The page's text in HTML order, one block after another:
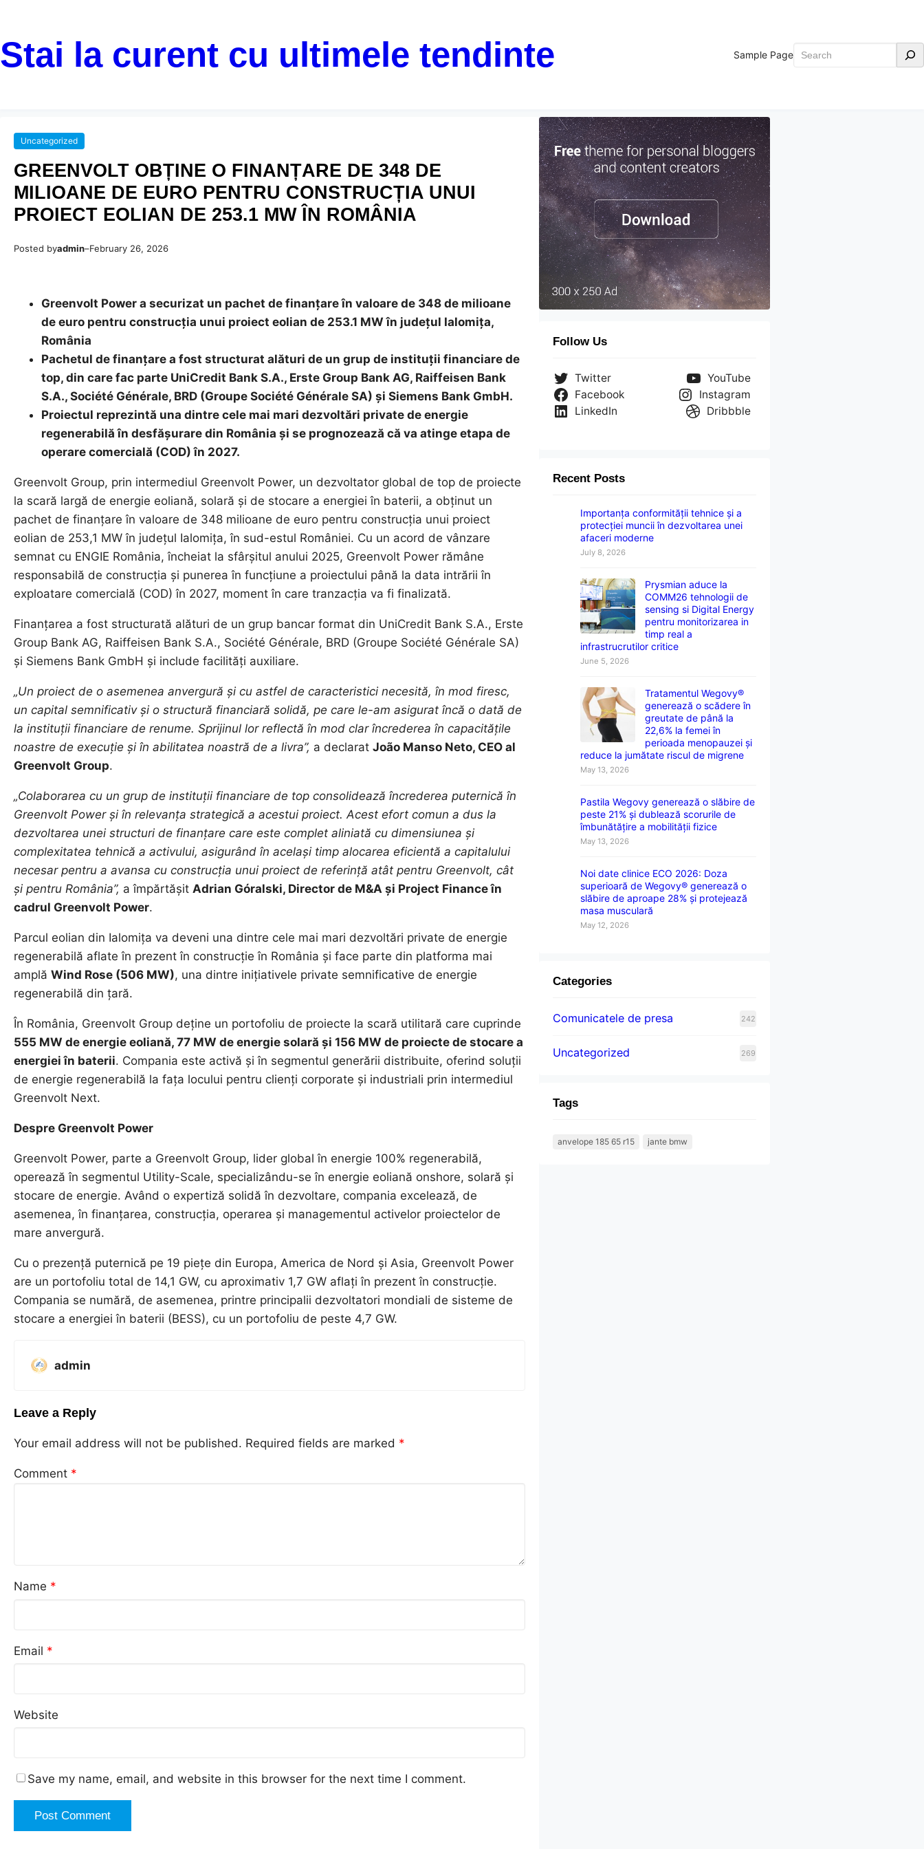
Stai la curent cu ultimele tendinte Sample Page Search
Uncategorized
GREENVOLT OBȚINE O FINANȚARE DE 348 DE
MILIOANE DE EURO PENTRU CONSTRUCȚIA UNUI
PROIECT EOLIAN DE 253.1 MW ÎN ROMÂNIA
Posted byadmin–February 26, 2026
Greenvolt Power a securizat un pachet de finanțare în valoare de 348 de milioane
de euro pentru construcția unui proiect eolian de 253.1 MW în județul Ialomița,
România
Pachetul de finanțare a fost structurat alături de un grup de instituții financiare de
top, din care fac parte UniCredit Bank S.A., Erste Group Bank AG, Raiffeisen Bank
S.A., Société Générale, BRD (Groupe Société Générale SA) și Siemens Bank GmbH.
Proiectul reprezintă una dintre cele mai mari dezvoltări private de energie
regenerabilă în desfășurare din România și se prognozează că va atinge etapa de
operare comercială (COD) în 2027.
Greenvolt Group, prin intermediul Greenvolt Power, un dezvoltator global de top de proiecte
la scară largă de energie eoliană, solară și de stocare a energiei în baterii, a obținut un
pachet de finanțare în valoare de 348 milioane de euro pentru construcția unui proiect
eolian de 253,1 MW în județul Ialomița, în sud-estul României. Cu un acord de vânzare
semnat cu ENGIE România, încheiat la sfârșitul anului 2025, Greenvolt Power rămâne
responsabilă de construcția și punerea în funcțiune a proiectului până la data intrării în
exploatare comercială (COD) în 2027, moment în care tranzacția va fi finalizată.
Finanțarea a fost structurată alături de un grup bancar format din UniCredit Bank S.A., Erste
Group Bank AG, Raiffeisen Bank S.A., Société Générale, BRD (Groupe Société Générale SA)
și Siemens Bank GmbH și include facilități auxiliare.
„Un proiect de o asemenea anvergură și cu astfel de caracteristici necesită, în mod firesc,
un capital semnificativ și o structură financiară solidă, pe care le-am asigurat încă o dată de
la instituții financiare de renume. Sprijinul lor reflectă în mod clar încrederea în capacitățile
noastre de execuție și în abilitatea noastră de a livra”, a declarat João Manso Neto, CEO al
Greenvolt Group.
„Colaborarea cu un grup de instituții financiare de top consolidează încrederea puternică în
Greenvolt Power și în relevanța strategică a acestui proiect. Acest efort comun a dus la
dezvoltarea unei structuri de finanțare care este complet aliniată cu dimensiunea și
complexitatea tehnică a activului, asigurând în același timp alocarea eficientă a capitalului
necesar pentru a avansa cu construcția unui proiect de referință atât pentru Greenvolt, cât
și pentru România”, a împărtășit Adrian Góralski, Director de M&A și Project Finance în
cadrul Greenvolt Power.
Parcul eolian din Ialomița va deveni una dintre cele mai mari dezvoltări private de energie
regenerabilă aflate în prezent în construcție în România și face parte din platforma mai
amplă Wind Rose (506 MW), una dintre inițiativele private semnificative de energie
regenerabilă din țară.
În România, Greenvolt Group deține un portofoliu de proiecte la scară utilitară care cuprinde
555 MW de energie eoliană, 77 MW de energie solară și 156 MW de proiecte de stocare a
energiei în baterii. Compania este activă și în segmentul generării distribuite, oferind soluții
de energie regenerabilă la fața locului pentru clienți corporate și industriali prin intermediul
Greenvolt Next.
Despre Greenvolt Power
Greenvolt Power, parte a Greenvolt Group, lider global în energie 100% regenerabilă,
operează în segmentul Utility-Scale, specializându-se în energie eoliană onshore, solară și
stocare de energie. Având o expertiză solidă în dezvoltare, compania excelează, de
asemenea, în finanțarea, construcția, operarea și managementul activelor proiectelor de
mare anvergură.
Cu o prezență puternică pe 19 piețe din Europa, America de Nord și Asia, Greenvolt Power
are un portofoliu total de 14,1 GW, cu aproximativ 1,7 GW aflați în prezent în construcție.
Compania se numără, de asemenea, printre principalii dezvoltatori mondiali de sisteme de
stocare a energiei în baterii (BESS), cu un portofoliu de peste 4,7 GW.
admin
Leave a Reply
Your email address will not be published. Required fields are marked *
Comment *
Name *
Email *
Website
Save my name, email, and website in this browser for the next time I comment.
Follow Us
Twitter
YouTube
Facebook
Instagram
LinkedIn
Dribbble
Recent Posts
Importanța conformității tehnice și a
protecției muncii în dezvoltarea unei
afaceri moderne
July 8, 2026
Prysmian aduce la
COMM26 tehnologii de
sensing si Digital Energy
pentru monitorizarea in
timp real a
infrastrucrutilor critice
June 5, 2026
Tratamentul Wegovy®
generează o scădere în
greutate de până la
22,6% la femei în
perioada menopauzei și
reduce la jumătate riscul de migrene
May 13, 2026
Pastila Wegovy generează o slăbire de
peste 21% și dublează scorurile de
îmbunătățire a mobilității fizice
May 13, 2026
Noi date clinice ECO 2026: Doza
superioară de Wegovy® generează o
slăbire de aproape 28% și protejează
masa musculară
May 12, 2026
Categories
Comunicatele de presa 242
Uncategorized 269
Tags
anvelope 185 65 r15 jante bmw